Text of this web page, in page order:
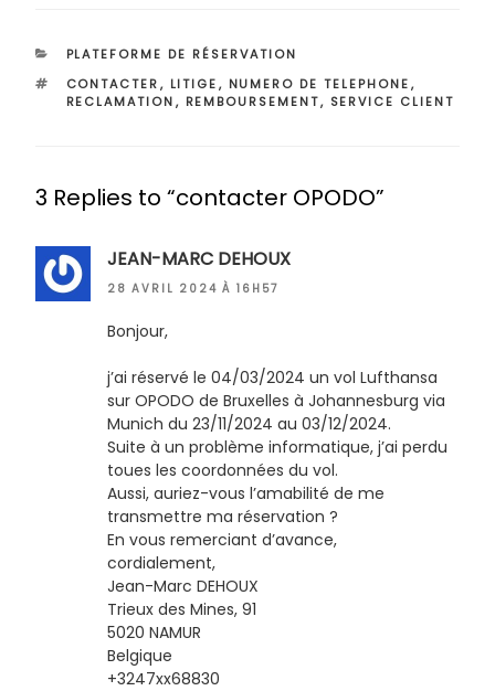
CATÉGORIES
PLATEFORME DE RÉSERVATION
ÉTIQUETTES
CONTACTER, LITIGE, NUMERO DE TELEPHONE,
RECLAMATION, REMBOURSEMENT, SERVICE CLIENT
3 Replies to “contacter OPODO”
JEAN-MARC DEHOUX
28 AVRIL 2024 À 16H57
Bonjour,
j’ai réservé le 04/03/2024 un vol Lufthansa
sur OPODO de Bruxelles à Johannesburg via
Munich du 23/11/2024 au 03/12/2024.
Suite à un problème informatique, j’ai perdu
toues les coordonnées du vol.
Aussi, auriez-vous l’amabilité de me
transmettre ma réservation ?
En vous remerciant d’avance,
cordialement,
Jean-Marc DEHOUX
Trieux des Mines, 91
5020 NAMUR
Belgique
+3247xx68830